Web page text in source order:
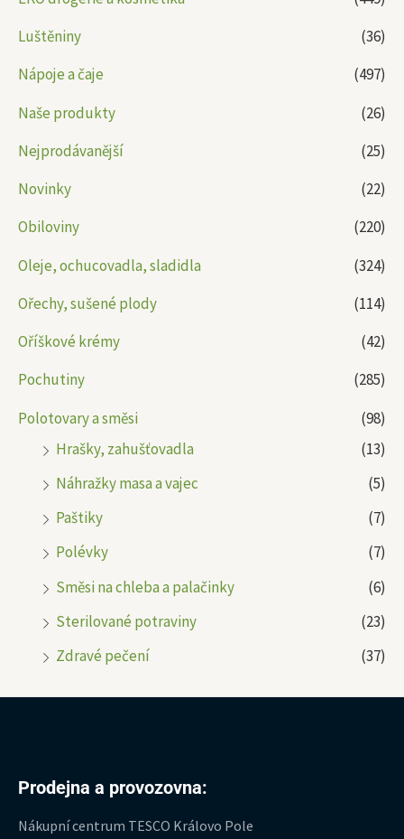
Luštěniny
(36)
Nápoje a čaje
(497)
Naše produkty
(26)
Nejprodávanější
(25)
Novinky
(22)
Obiloviny
(220)
Oleje, ochucovadla, sladidla
(324)
Ořechy, sušené plody
(114)
Oříškové krémy
(42)
Pochutiny
(285)
Polotovary a směsi
(98)
Hrašky, zahušťovadla
(13)
Náhražky masa a vajec
(5)
Paštiky
(7)
Polévky
(7)
Směsi na chleba a palačinky
(6)
Sterilované potraviny
(23)
Zdravé pečení
(37)
Prodejna a provozovna:
Nákupní centrum TESCO Královo Pole